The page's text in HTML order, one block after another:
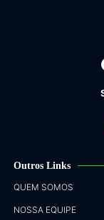
Outros Links
QUEM SOMOS
NOSSA EQUIPE